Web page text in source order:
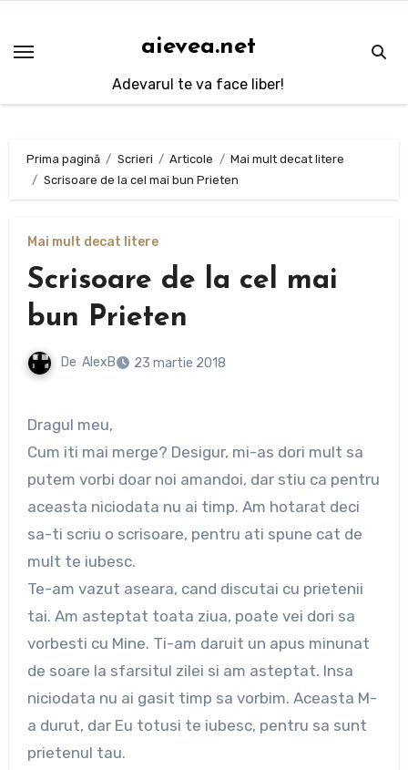
conținut
aievea.net
Adevarul te va face liber!
Prima pagină Scrieri Articole
Mai mult decat litere
Scrisoare de la cel mai bun Prieten
Mai mult decat litere
Scrisoare de la cel mai
bun Prieten
De AlexB 23 martie 2018
Dragul meu,
Cum iti mai merge? Desigur, mi-as dori mult sa
putem vorbi doar noi amandoi, dar stiu ca pentru
aceasta niciodata nu ai timp. Am hotarat deci
sa-ti scriu o scrisoare, pentru ati spune cat de
mult te iubesc.
Te-am vazut aseara, cand discutai cu prietenii
tai. Am asteptat toata ziua, poate vei dori sa
vorbesti cu Mine. Ti-am daruit un apus minunat
de soare la sfarsitul zilei si am asteptat. Insa
niciodata nu ai gasit timp sa vorbim. Aceasta M-
a durut, dar Eu totusi te iubesc, pentru sa sunt
prietenul tau.